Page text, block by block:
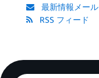
最新情報メール
RSS フィード